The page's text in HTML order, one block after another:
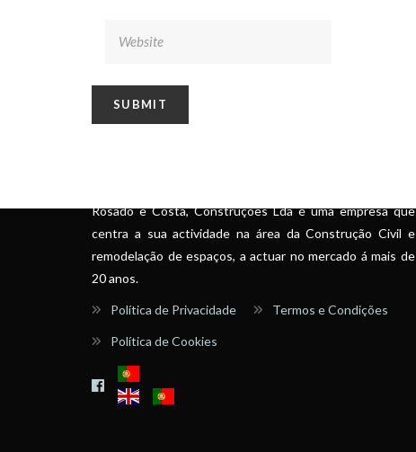
Rosado e Costa, Construções Lda é uma empresa que
centra a sua actividade na área da Construção Civil e
remodelação de espaços, a actuar no mercado á mais de
20 anos.
Política de Privacidade Termos e Condições
Política de Cookies